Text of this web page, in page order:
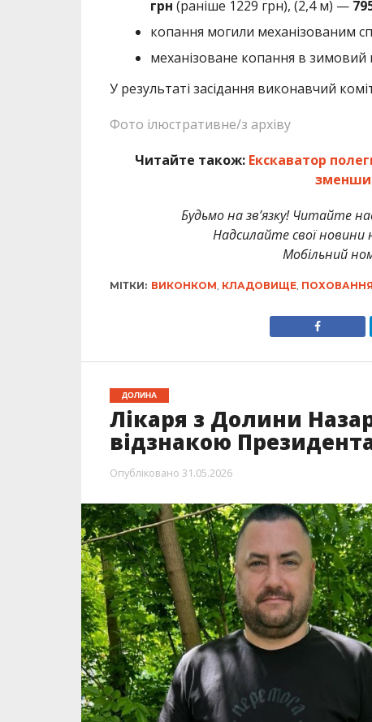
грн (раніше 1229 грн), (2,4 м) —
копання могили механізованим
механізоване копання в
У результаті засідання виконавчий
Фото ілюстративне/з архіву
Читайте також: Екскаватор
Будьмо на зв’язку! Читайте
Надсилайте свої
Мобільний
МІТКИ: ВИКОНКОМ, КЛАДОВИЩЕ, ПОХОВАННЯ
ДОЛИНА
Лікаря з Долини
відзнакою
Опубліковано 31.05.2026